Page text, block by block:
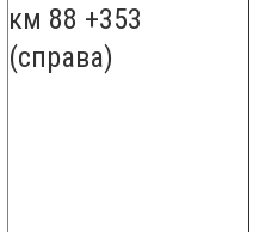
км 88 +353
(справа)